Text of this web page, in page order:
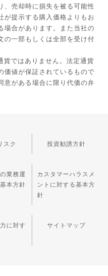
、売却時に損失を被る可能性
が提示する購入価格よりもお
場合があります。また当社の
の一部もしくは全部を受け付
ではありません。法定通貨
価値が保証されているもので
意がある場合に限り代価の弁
スク 投資勧誘方針
業務運
本方針
カスタマーハラスメ
ントに対する基本方
針
に対す
サイトマップ